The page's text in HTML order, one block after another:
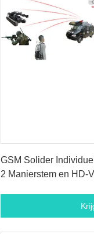
GSM Solider
2 Manierstem en HD-